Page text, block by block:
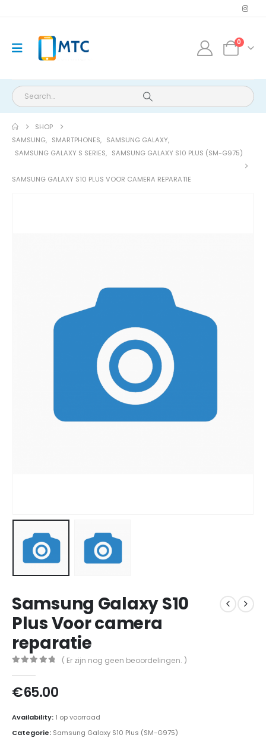
0
SHOP
SAMSUNG, SMARTPHONES, SAMSUNG GALAXY,
SAMSUNG GALAXY S SERIES, SAMSUNG GALAXY S10 PLUS (SM-G975)
SAMSUNG GALAXY S10 PLUS VOOR CAMERA REPARATIE
Samsung Galaxy S10
Plus Voor camera
reparatie
( Er zijn nog geen beoordelingen. )
€65.00
Availability: 1 op voorraad
Categorie: Samsung Galaxy S10 Plus (SM-G975)